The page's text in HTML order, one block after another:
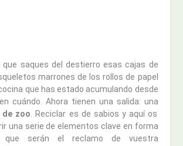
que saques del destierro esas cajas de
marrones de los rollos de papel
que has estado acumulando desde
cuándo. Ahora tienen una salida: una
zoo. Reciclar es de sabios y aquí os
una serie de elementos clave en forma
que serán el reclamo de vuestra